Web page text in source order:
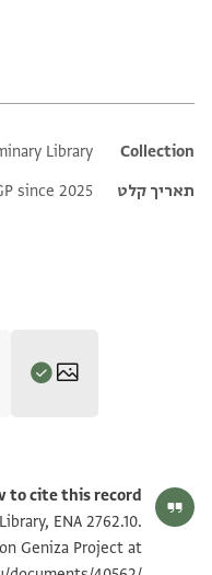
Additional metadata
Collection
Library
תאריך קלט
since 2025
ENA 2762.10 verso
to cite this record:
ENA 2762.10.
Geniza Project at